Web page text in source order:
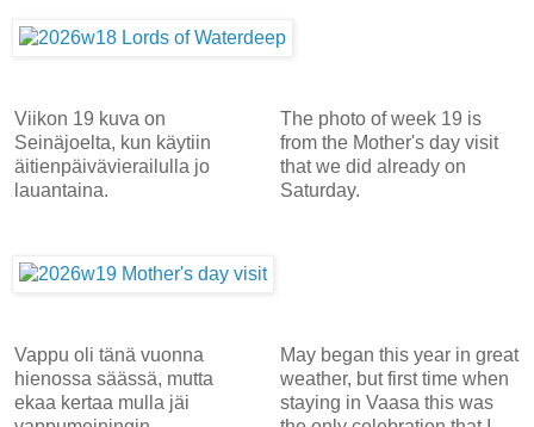
Viikon 19 kuva on
Seinäjoelta, kun käytiin
äitienpäivävierailulla jo
lauantaina.
The photo of week 19 is
from the Mother's day visit
that we did already on
Saturday.
Vappu oli tänä vuonna
hienossa säässä, mutta
ekaa kertaa mulla jäi
May began this year in great
weather, but first time when
staying in Vaasa this was